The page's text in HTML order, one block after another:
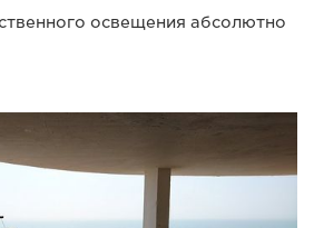
освещения абсолютно